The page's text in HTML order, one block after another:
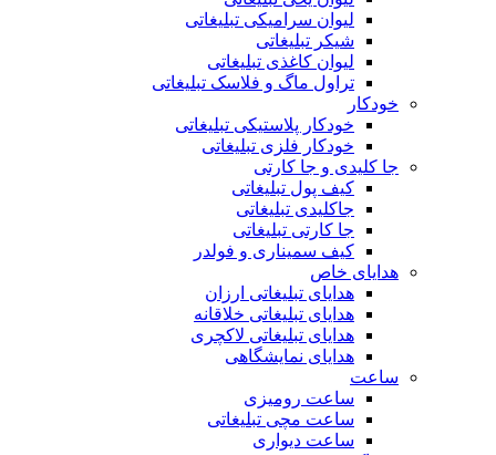
لیوان سرامیکی تبلیغاتی
شیکر تبلیغاتی
لیوان کاغذی تبلیغاتی
تراول ماگ و فلاسک تبلیغاتی
خودکار
خودکار پلاستیکی تبلیغاتی
خودکار فلزی تبلیغاتی
جا کلیدی و جا کارتی
کیف پول تبلیغاتی
جاکلیدی تبلیغاتی
جا کارتی تبلیغاتی
کیف سمیناری و فولدر
هدایای خاص
هدایای تبلیغاتی ارزان
هدایای تبلیغاتی خلاقانه
هدایای تبلیغاتی لاکچری
هدایای نمایشگاهی
ساعت
ساعت رومیزی
ساعت مچی تبلیغاتی
ساعت دیواری